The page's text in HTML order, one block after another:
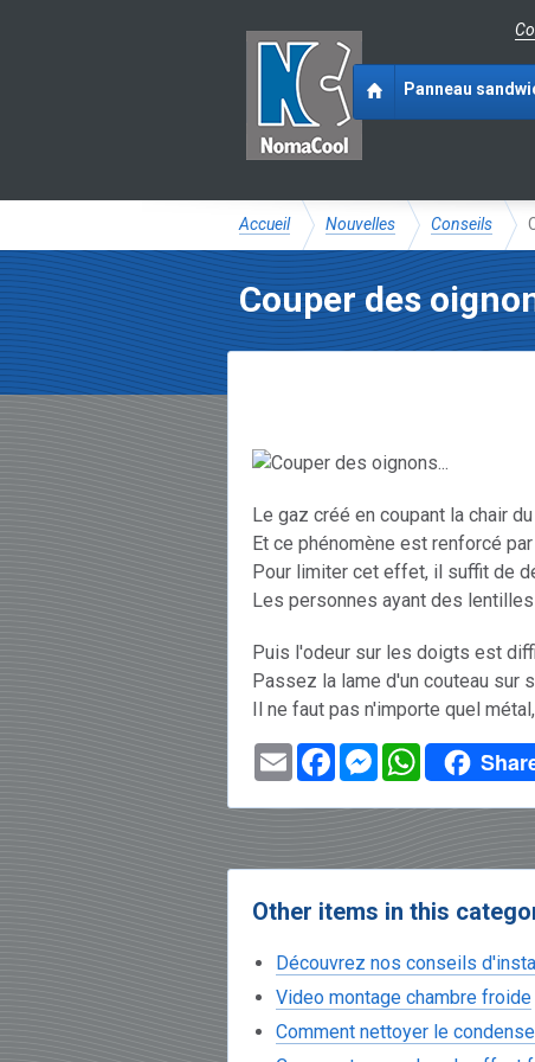
Panneau
Accueil Nouvelles Conseils
Couper des
Le gaz créé en coupant la chair
Et ce phénomène est renforcé
Pour limiter cet effet, il suffit de
Les personnes ayant des
Puis l'odeur sur les doigts est
Passez la lame d'un couteau sur
Il ne faut pas n'importe quel
Email FacebookMessenger
WhatsApp
Other items in this
Découvrez nos conseils
Video montage chambre froide
Comment nettoyer le